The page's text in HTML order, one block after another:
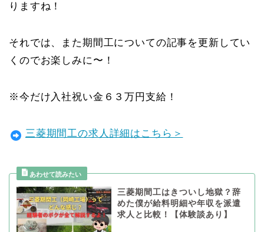
りますね！
それでは、また期間工についての記事を更新してい
くのでお楽しみに〜！
※今だけ入社祝い金６３万円支給！
三菱期間工の求人詳細はこちら＞
三菱期間工はきついし地獄？辞
めた僕が給料明細や年収を派遣
求人と比較！【体験談あり】